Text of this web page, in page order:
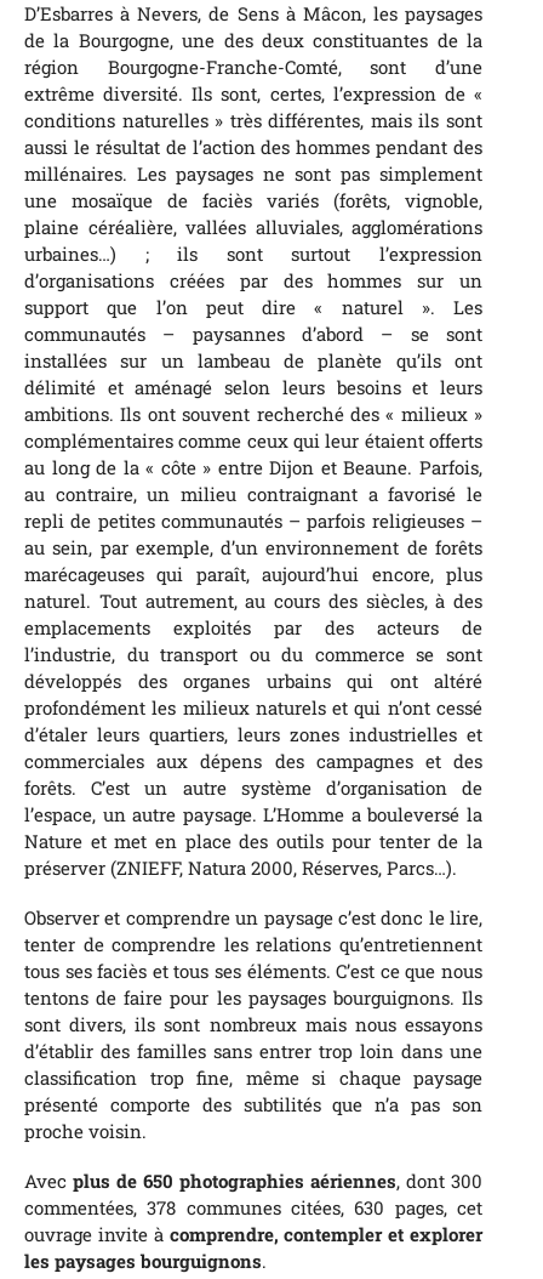
D’Esbarres à Nevers, de Sens à Mâcon, les paysages
de la Bourgogne, une des deux constituantes de la
région Bourgogne-Franche-Comté, sont d’une
extrême diversité. Ils sont, certes, l’expression de «
conditions naturelles » très différentes, mais ils sont
aussi le résultat de l’action des hommes pendant des
millénaires. Les paysages ne sont pas simplement
une mosaïque de faciès variés (forêts, vignoble,
plaine céréalière, vallées alluviales, agglomérations
urbaines…) ; ils sont surtout l’expression
d’organisations créées par des hommes sur un
support que l’on peut dire « naturel ». Les
communautés – paysannes d’abord – se sont
installées sur un lambeau de planète qu’ils ont
délimité et aménagé selon leurs besoins et leurs
ambitions. Ils ont souvent recherché des « milieux »
complémentaires comme ceux qui leur étaient offerts
au long de la « côte » entre Dijon et Beaune. Parfois,
au contraire, un milieu contraignant a favorisé le
repli de petites communautés – parfois religieuses –
au sein, par exemple, d’un environnement de forêts
marécageuses qui paraît, aujourd’hui encore, plus
naturel. Tout autrement, au cours des siècles, à des
emplacements exploités par des acteurs de
l’industrie, du transport ou du commerce se sont
développés des organes urbains qui ont altéré
profondément les milieux naturels et qui n’ont cessé
d’étaler leurs quartiers, leurs zones industrielles et
commerciales aux dépens des campagnes et des
forêts. C’est un autre système d’organisation de
l’espace, un autre paysage. L’Homme a bouleversé la
Nature et met en place des outils pour tenter de la
préserver (ZNIEFF, Natura 2000, Réserves, Parcs…).
Observer et comprendre un paysage c’est donc le lire,
tenter de comprendre les relations qu’entretiennent
tous ses faciès et tous ses éléments. C’est ce que nous
tentons de faire pour les paysages bourguignons. Ils
sont divers, ils sont nombreux mais nous essayons
d’établir des familles sans entrer trop loin dans une
classification trop fine, même si chaque paysage
présenté comporte des subtilités que n’a pas son
proche voisin.
Avec plus de 650 photographies aériennes, dont 300
commentées, 378 communes citées, 630 pages, cet
ouvrage invite à comprendre, contempler et explorer
les paysages bourguignons.